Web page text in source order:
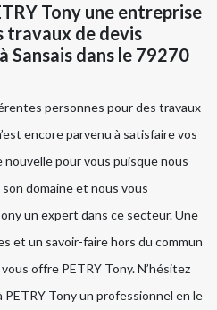
Tony une entreprise
travaux de devis
Sansais dans le 79270
personnes pour des travaux
encore parvenu à satisfaire vos
nouvelle pour vous puisque nous
domaine et nous vous
un expert dans ce secteur. Une
et un savoir-faire hors du commun
offre PETRY Tony. N’hésitez
Tony un professionnel en le